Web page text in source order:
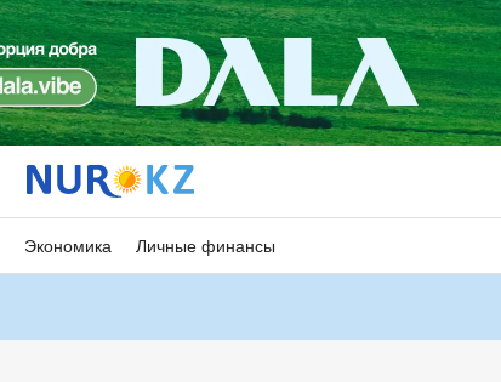
Экономика Личные финансы